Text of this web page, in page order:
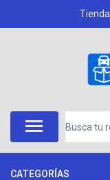
CATEGORÍAS